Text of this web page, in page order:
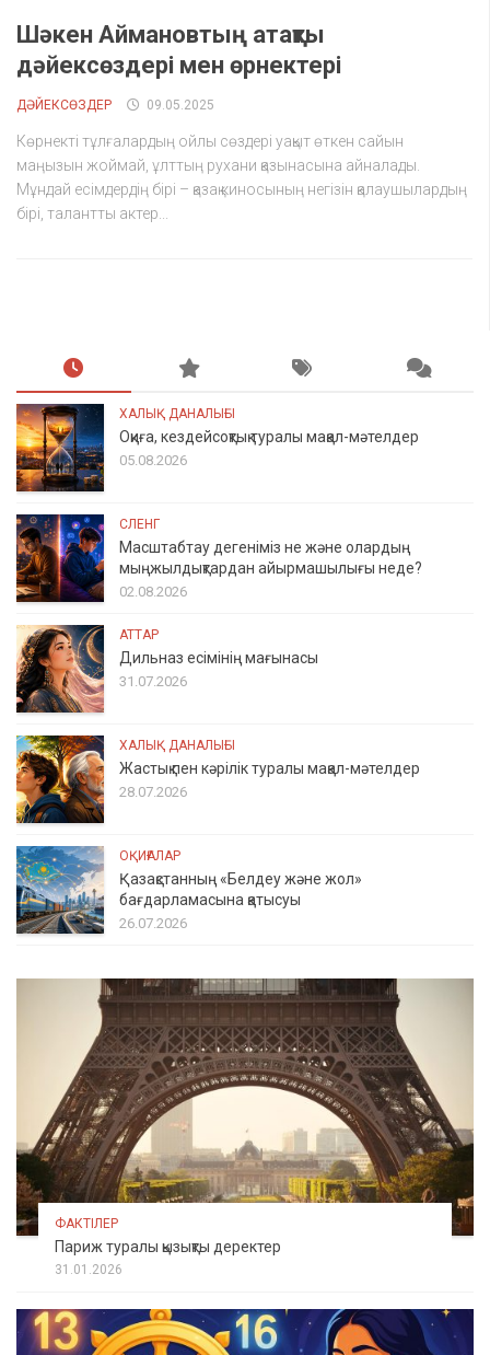
Шәкен Аймановтың атақты
дәйексөздері мен өрнектері
ДӘЙЕКСӨЗДЕР 09.05.2025
Көрнекті тұлғалардың ойлы сөздері уақыт өткен сайын
маңызын жоймай, ұлттың рухани қазынасына айналады.
Мұндай есімдердің бірі – қазақ киносының негізін қалаушылардың
бірі, талантты актер...
ХАЛЫҚ ДАНАЛЫҒЫ
Оқиға, кездейсоқтық туралы мақал-мәтелдер
05.08.2026
СЛЕНГ
Масштабтау дегеніміз не және олардың
мыңжылдықтардан айырмашылығы неде?
02.08.2026
АТТАР
Дильназ есімінің мағынасы
31.07.2026
ХАЛЫҚ ДАНАЛЫҒЫ
Жастық пен кәрілік туралы мақал-мәтелдер
28.07.2026
ОҚИҒАЛАР
Қазақстанның «Белдеу және жол»
бағдарламасына қатысуы
26.07.2026
ФАКТІЛЕР
Париж туралы қызықты деректер
31.01.2026